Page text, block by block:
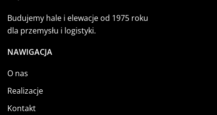
Budujemy hale i elewacje od 1975 roku
dla przemysłu i logistyki.
NAWIGACJA
O nas
Realizacje
Kontakt